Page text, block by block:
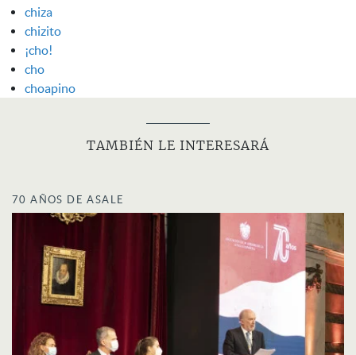
chiza
chizito
¡cho!
cho
choapino
TAMBIÉN LE INTERESARÁ
70 AÑOS DE ASALE